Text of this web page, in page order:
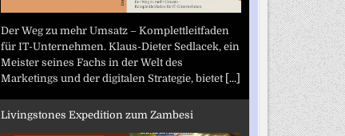
Der Weg zu mehr Umsatz – Komplettleitfaden
für IT-Unternehmen. Klaus-Dieter Sedlacek, ein
Meister seines Fachs in der Welt des
Marketings und der digitalen Strategie, bietet [...]
Livingstones Expedition zum Zambesi